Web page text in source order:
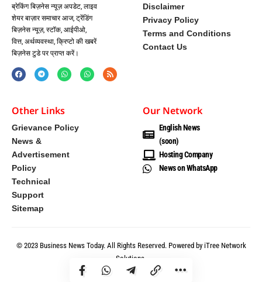
ब्रेकिंग बिज़नेस न्यूज़ अपडेट, लाइव
शेयर बाज़ार समाचार आज, ट्रेंडिंग
बिज़नेस न्यूज़, स्टॉक, आईपीओ,
वित्त, अर्थव्यवस्था, क्रिप्टो की खबरें
बिज़नेस टुडे पर प्राप्त करें।
Disclaimer
Privacy Policy
Terms and Conditions
Contact Us
Other Links
Grievance Policy
News &
Advertisement
Policy
Technical
Support
Sitemap
Our Network
English News
(soon)
Hosting Company
News on WhatsApp
© 2023 Business News Today. All Rights Reserved. Powered by iTree Network
Solutions.